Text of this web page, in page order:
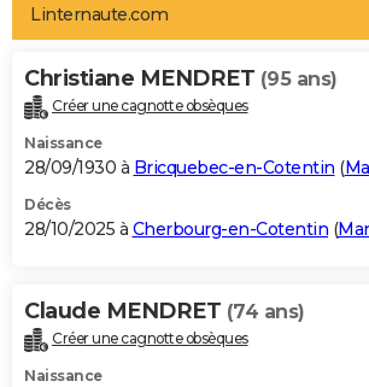
Art de vivre
Bien-être
Loisirs
Mode
Modes de vie
Alimentation
Guide de la santé
Maladies
Médicaments
Sommeil
VOYAGE
Destinations
City break
Voyage nature
Voyage de noces
Forum
Climat
+PHOTO
GUIDES D'ACHAT
BONS PLANS
Carte de Noël
Carte Bonne année
Carte Saint-Valentin
Carte Pâques
Carte d'anniversaire
DICTIONNAIRE
Dictionnaire
Biographies
Citations
Expressions
Proverbes
PROGRAMME TV
Linternaute.com
Christiane MENDRET (95 ans)
Créer une cagnotte obsèques
Naissance
28/09/1930 à Bricquebec-en-Cotentin (
Décès
28/10/2025 à Cherbourg-en-Cotentin (
Claude MENDRET (74 ans)
Créer une cagnotte obsèques
Naissance